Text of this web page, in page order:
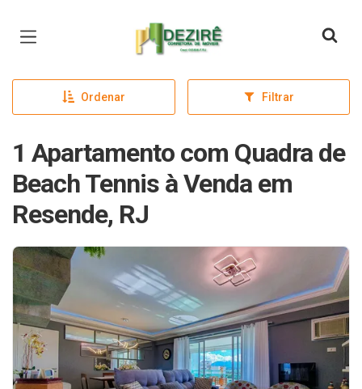
Página inicial
Ordenar Filtrar
1 Apartamento com Quadra de
Beach Tennis à Venda em
Resende, RJ